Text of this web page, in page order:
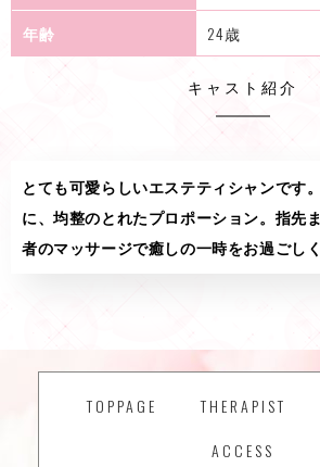
年齢
24歳
キャスト紹介
とても可愛らしいエステティシャンです
に、均整のとれたプロポーション。指先
者のマッサージで癒しの一時をお過ごしく
TOPPAGE THERAPIST
ACCESS